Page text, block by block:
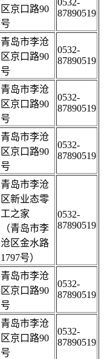
区京口路90
号
0532-
87890519
青岛市李沧
区京口路90
号
0532-
87890519
青岛市李沧
区京口路90
号
0532-
87890519
青岛市李沧
区京口路90
号
0532-
87890519
青岛市李沧
区新业态零
工之家
（青岛市李
沧区金水路
1797号）
0532-
87890519
青岛市李沧
区京口路90
号
0532-
87890519
青岛市李沧
区京口路90
号
0532-
87890519